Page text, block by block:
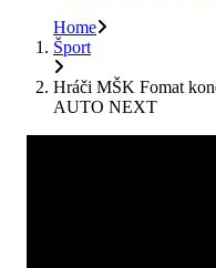
Home
Šport
Hráči MŠK Fomat
AUTO NEXT